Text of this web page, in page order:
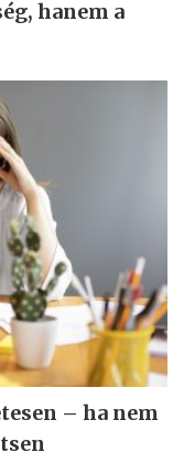
hanem a
– ha nem